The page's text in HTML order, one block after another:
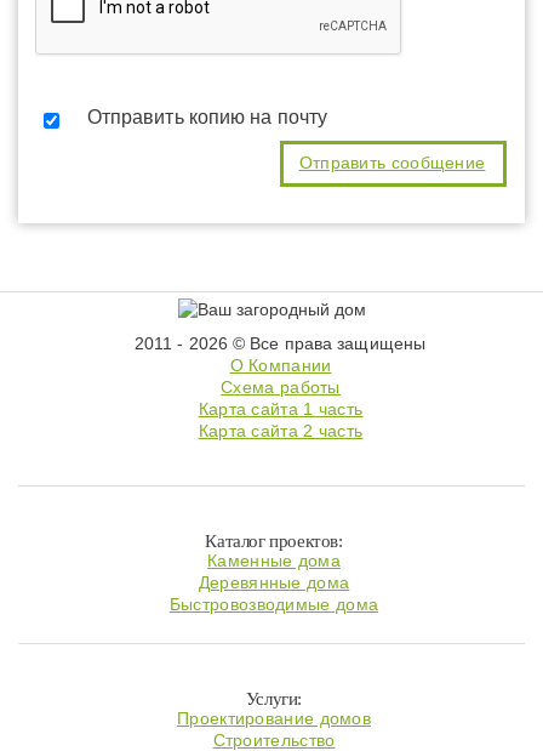
Отправить копию на почту
2011 - 2026 © Все права защищены
О Компании
Схема работы
Карта сайта 1 часть
Карта сайта 2 часть
Каталог проектов:
Каменные дома
Деревянные дома
Быстровозводимые дома
Услуги:
Проектирование домов
Строительство